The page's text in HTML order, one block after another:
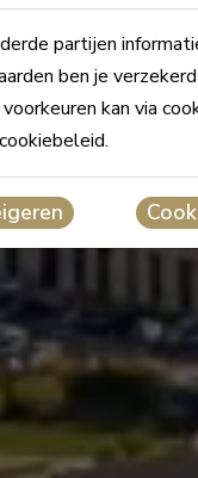
partijen
ben je
kan via